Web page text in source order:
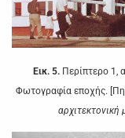
Εικ. 5. Περίπτερο 1,
Φωτογραφία εποχής.
αρχιτεκτονική